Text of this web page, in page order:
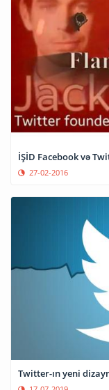
İŞİD Facebook və
27-02-2016
Twitter-ın yeni